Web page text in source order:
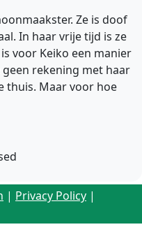
Ze is doof
In haar vrije tijd is ze
voor Keiko een manier
rekening met haar
thuis. Maar voor hoe
| Privacy Policy |